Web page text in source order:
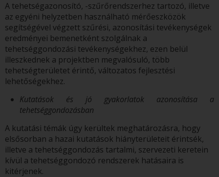
A tehetségazonosító, -szűrőrendszerhez tartozó, illetve
az egyéni helyzetben használható mérőeszközök
segítségével végzett szűrési, azonosítási tevékenységek
eredményei bemenetként szolgálnak a
tehetséggondozási tevékenységekhez, ezen belül
illeszkednek a projektben megvalósuló, több
tehetségterületet érintő, változatos fejlesztési
lehetőségekhez.
Kutatások és jó gyakorlatok azonosítása a
tehetséggondozásban
A kutatási témák úgy kerültek meghatározásra, hogy
elsősorban a hazai kutatások hiányterületeit érintsék,
illetve a tehetséggondozás tartalmi, szervezeti keretein
kívül a tehetséggondozó rendszerek hatásaira is
kitérjenek.